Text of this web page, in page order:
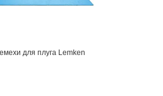
для плуга Lemken